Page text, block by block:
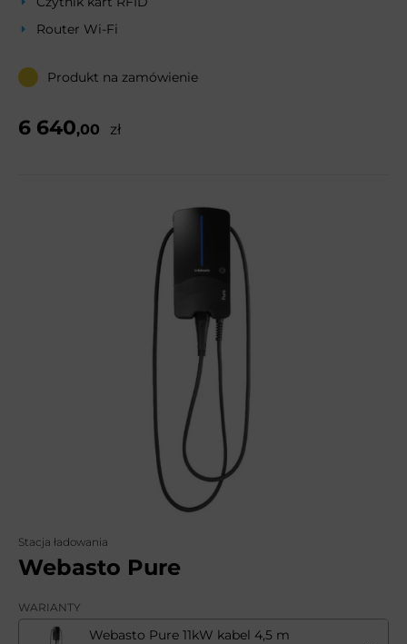
Router Wi-Fi
Produkt na zamówienie
6 640,00 zł
Stacja ładowania
Webasto Pure
WARIANTY
Webasto Pure 11kW kabel 4,5 m